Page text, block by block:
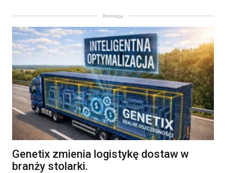
Promocja
Genetix zmienia logistykę dostaw w
branży stolarki.